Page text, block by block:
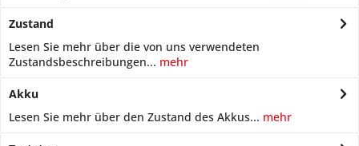
Zustand
Lesen Sie mehr über die von uns verwendeten
Zustandsbeschreibungen... mehr
Akku
Lesen Sie mehr über den Zustand des Akkus... mehr